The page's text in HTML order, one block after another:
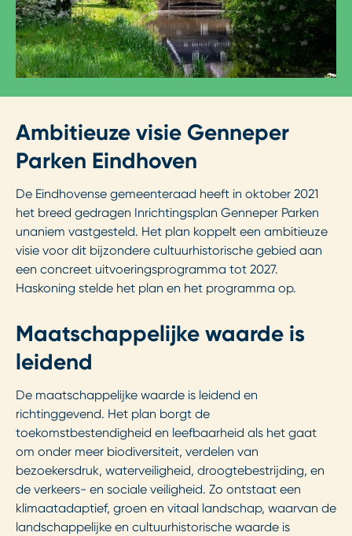
Ambitieuze visie Genneper
Parken Eindhoven
De Eindhovense gemeenteraad heeft in oktober 2021
het breed gedragen Inrichtingsplan Genneper Parken
unaniem vastgesteld. Het plan koppelt een ambitieuze
visie voor dit bijzondere cultuurhistorische gebied aan
een concreet uitvoeringsprogramma tot 2027.
Haskoning stelde het plan en het programma op.
Maatschappelijke waarde is
leidend
De maatschappelijke waarde is leidend en
richtinggevend. Het plan borgt de
toekomstbestendigheid en leefbaarheid als het gaat
om onder meer biodiversiteit, verdelen van
bezoekersdruk, waterveiligheid, droogtebestrijding, en
de verkeers- en sociale veiligheid. Zo ontstaat een
klimaatadaptief, groen en vitaal landschap, waarvan de
landschappelijke en cultuurhistorische waarde is